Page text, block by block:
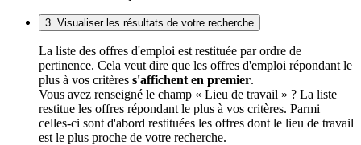
3. Visualiser les résultats de votre recherche
La liste des offres d'emploi est restituée par ordre de
pertinence. Cela veut dire que les offres d'emploi répondant le
plus à vos critères s'affichent en premier.
Vous avez renseigné le champ « Lieu de travail » ? La liste
restitue les offres répondant le plus à vos critères. Parmi
celles-ci sont d'abord restituées les offres dont le lieu de travail
est le plus proche de votre recherche.